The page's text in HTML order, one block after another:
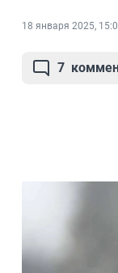
18 января 2025,
7